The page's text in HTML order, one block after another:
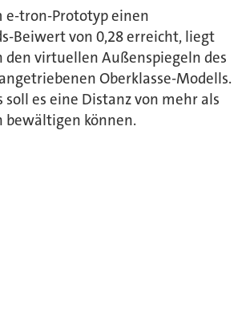
e-tron-Prototyp einen
Beiwert von 0,28 erreicht, liegt
den virtuellen Außenspiegeln des
Oberklasse-Modells.
soll es eine Distanz von mehr als
bewältigen können.